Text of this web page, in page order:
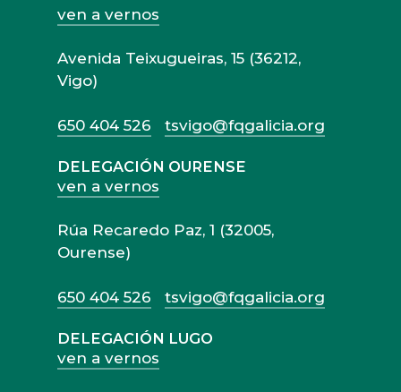
ven a vernos
Avenida Teixugueiras, 15 (36212,
Vigo)
650 404 526 tsvigo@fqgalicia.org
DELEGACIÓN OURENSE
ven a vernos
Rúa Recaredo Paz, 1 (32005,
Ourense)
650 404 526 tsvigo@fqgalicia.org
DELEGACIÓN LUGO
ven a vernos